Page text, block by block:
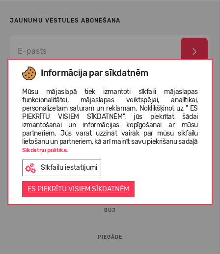
Informācija par sīkdatnēm
Mūsu mājaslapā tiek izmantoti sīkfaili mājaslapas
funkcionalitātei, mājaslapas veiktspējai, analītikai,
personalizētam saturam un reklāmām. Noklikšķinot uz " ES
PIEKRĪTU VISIEM SĪKDATNĒM", jūs piekrītat šādai
izmantošanai un informācijas kopīgošanai ar mūsu
partneriem. Jūs varat uzzināt vairāk par mūsu sīkfailu
lietošanu un partneriem, kā arī mainīt savu piekrišanu sadaļā
Sīkdatņu politika.
Sīkfailu iestatījumi
ES PIEKRĪTU VISIEM SĪKDATNĒM
JAUNUMU VĒSTULES ABONĒŠANA
Esmu izlasījis un piekrītuprivātuma politika
datu aizsardzības noteikumi
BUJ
PIEGĀDE